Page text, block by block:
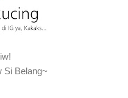
Si Belang~